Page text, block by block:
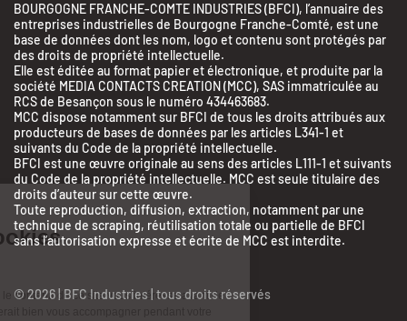
BOURGOGNE FRANCHE-COMTE INDUSTRIES (BFCI), l’annuaire des
entreprises industrielles de Bourgogne Franche-Comté, est une
base de données dont les nom, logo et contenu sont protégés par
des droits de propriété intellectuelle.
Elle est éditée au format papier et électronique, et produite par la
société MEDIA CONTACTS CREATION (MCC), SAS immatriculée au
RCS de Besançon sous le numéro 434463683.
MCC dispose notamment sur BFCI de tous les droits attribués aux
producteurs de bases de données par les articles L341-1 et
suivants du Code de la propriété intellectuelle.
BFCI est une œuvre originale au sens des articles L111-1 et suivants
du Code de la propriété intellectuelle. MCC est seule titulaire des
droits d’auteur sur cette œuvre.
Toute reproduction, diffusion, extraction, notamment par une
technique de scraping, réutilisation totale ou partielle de BFCI
sans l’autorisation expresse et écrite de MCC est interdite.
© 2026 | BFC Industries | tous droits réservés
BFC Industries
Utilise des Cookies
On a attendu d'être sûrs que le contenu de ce site vous intéresse avant de